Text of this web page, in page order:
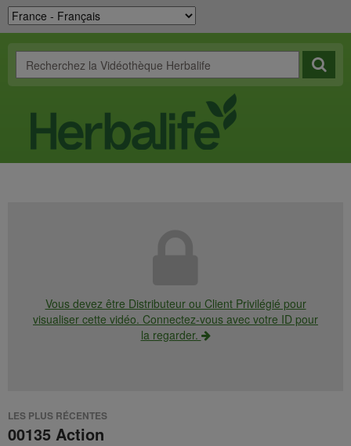
Vous devez être Distributeur ou Client Privilégié pour
visualiser cette vidéo. Connectez-vous avec votre ID pour
la regarder.
LES PLUS RÉCENTES
00135 Action